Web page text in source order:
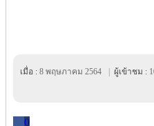
เมื่อ : 8 พฤษภาคม 2564 ผู้เข้าชม :
0